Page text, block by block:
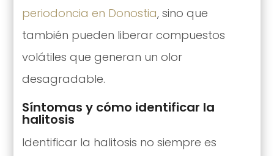
periodoncia en Donostia, sino que
también pueden liberar compuestos
volátiles que generan un olor
desagradable.
Síntomas y cómo identificar la
halitosis
Identificar la halitosis no siempre es